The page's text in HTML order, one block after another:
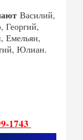
Василий,
Георгий,
Емельян,
Юлиан.
1743